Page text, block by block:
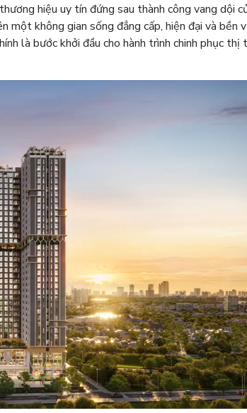
hiệu uy tín đứng sau thành công vang dội
một không gian sống đẳng cấp, hiện đại và bền
là bước khởi đầu cho hành trình chinh phục thị